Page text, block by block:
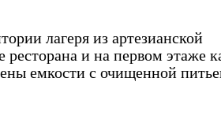
лагеря из артезианской
и на первом этаже
емкости с очищенной